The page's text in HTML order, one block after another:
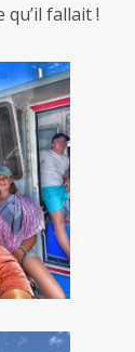
fallait !